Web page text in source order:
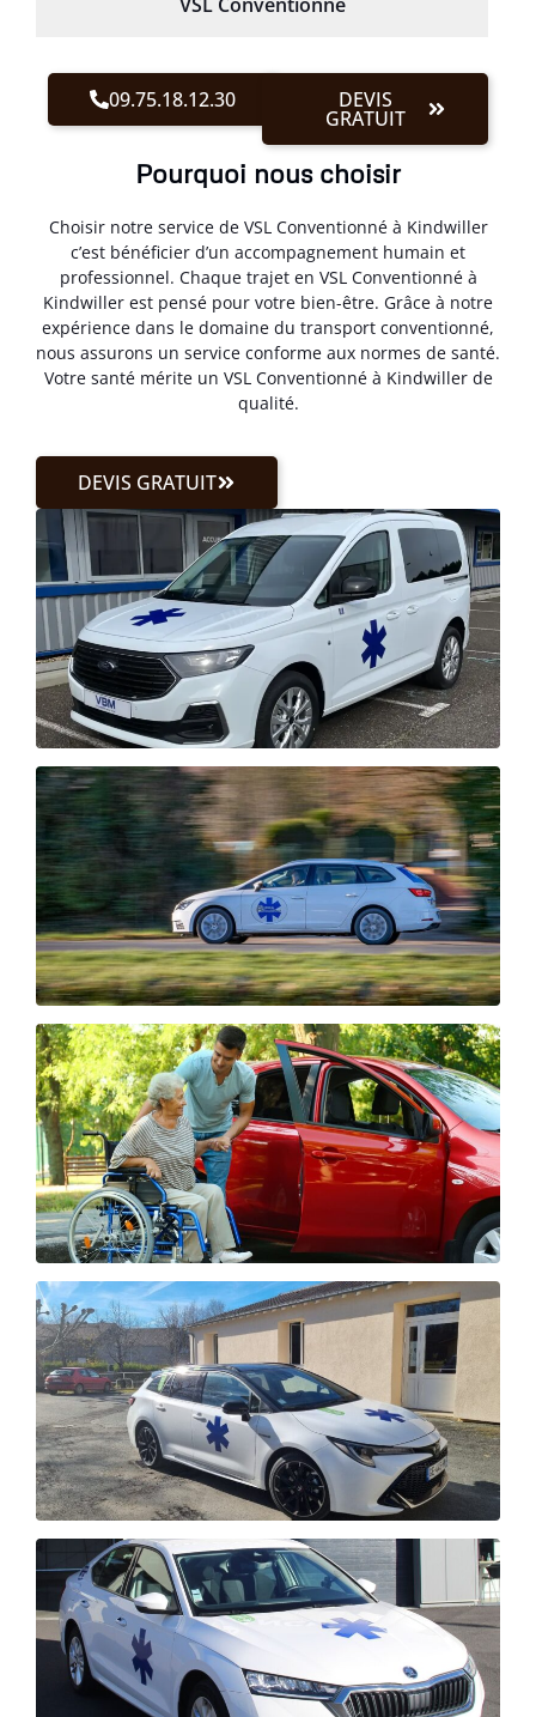
09.75.18.12.30 DEVIS
GRATUIT
Pourquoi nous choisir
Choisir notre service de VSL Conventionné à Kindwiller
c’est bénéficier d’un accompagnement humain et
professionnel. Chaque trajet en VSL Conventionné à
Kindwiller est pensé pour votre bien-être. Grâce à notre
expérience dans le domaine du transport conventionné,
nous assurons un service conforme aux normes de santé.
Votre santé mérite un VSL Conventionné à Kindwiller de
qualité.
DEVIS GRATUIT